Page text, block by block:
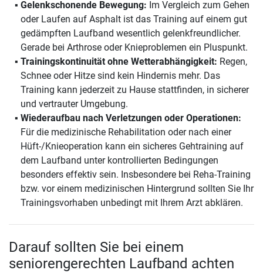
Gelenkschonende Bewegung: Im Vergleich zum Gehen
oder Laufen auf Asphalt ist das Training auf einem gut
gedämpften Laufband wesentlich gelenkfreundlicher.
Gerade bei Arthrose oder Knieproblemen ein Pluspunkt.
Trainingskontinuität ohne Wetterabhängigkeit: Regen,
Schnee oder Hitze sind kein Hindernis mehr. Das
Training kann jederzeit zu Hause stattfinden, in sicherer
und vertrauter Umgebung.
Wiederaufbau nach Verletzungen oder Operationen:
Für die medizinische Rehabilitation oder nach einer
Hüft-/Knieoperation kann ein sicheres Gehtraining auf
dem Laufband unter kontrollierten Bedingungen
besonders effektiv sein. Insbesondere bei Reha-Training
bzw. vor einem medizinischen Hintergrund sollten Sie Ihr
Trainingsvorhaben unbedingt mit Ihrem Arzt abklären.
Darauf sollten Sie bei einem
seniorengerechten Laufband achten